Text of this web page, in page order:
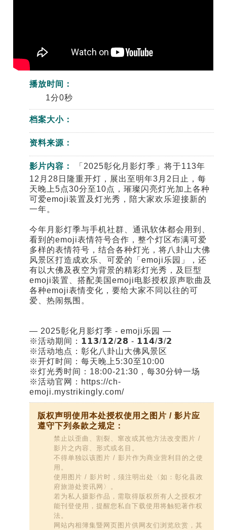
播放时间：
1分0秒
档案大小：
资料来源：
影片内容：
「2025彰化月影灯季」将于113年
12月28日隆重开灯，展出至明年3月2日止，每
天晚上5点30分至10点，璀璨闪亮灯光加上各种
可爱emoji装置及灯光秀，陪大家欢乐迎接新的
一年。
今年月影灯季与手机社群、通讯软体都会用到、
看到的emoji表情符号合作，整个灯区布满可爱
多样的表情符号，结合各种灯光，将八卦山大佛
风景区打造成欢乐、可爱的「emoji乐园」，还
有以大佛及夜空为背景的精彩灯光秀，及巨型
emoji装置、搭配美国emoji电影授权原声歌曲及
各种emoji表情变化，要给大家不同以往的可
爱、热闹氛围。
— 2025彰化月影灯季 - emoji乐园 —
※活动期间：𝟭𝟭𝟯/𝟭𝟮/𝟮𝟴 - 𝟭𝟭𝟰/𝟯/𝟮
※活动地点：彰化八卦山大佛风景区
※开灯时间：每天晚上5:30至10:00
※灯光秀时间：18:00-21:30，每30分钟一场
※活动官网：https://ch-
emoji.mystrikingly.com/
版权声明使用本处授权使用之图片 / 影片应
遵守下列条款之规定：
禁止以歪曲、割裂、窜改或其他方法改变图片 /
影片之内容、形式或名目。
不得单独以该图片 / 影片作为商业营利目的之使
用。
使用图片 / 影片时，须注明出处〈如：彰化县政
府旅游处资讯网〉。
若为私人摄影作品，需取得版权所有人之授权才
能刊登使用，提醒您私自下载使用将触犯著作权
法。
网站内相簿集暨网页图片供网友们浏览欣赏，其